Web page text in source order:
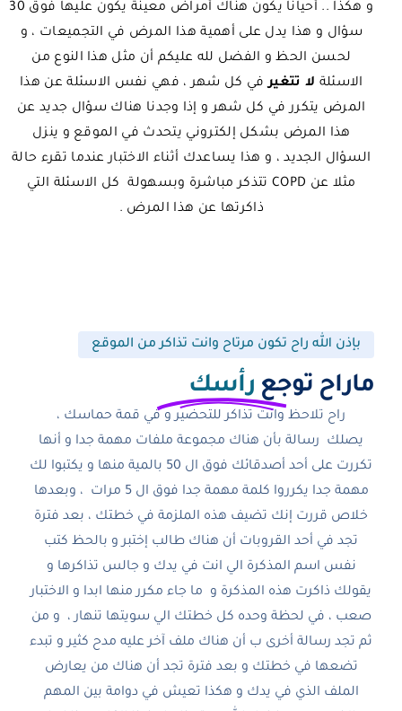
و هكذا .. أحيانا يكون هناك أمراض معينة يكون عليها فوق 30
سؤال و هذا يدل على أهمية هذا المرض في التجميعات ، و
لحسن الحظ و الفضل لله عليكم أن مثل هذا النوع من
الاسئلة لا تتغيرفي كل شهر ، فهي نفس الاسئلة عن هذا
المرض يتكرر في كل شهر و إذا وجدنا هناك سؤال جديد عن
هذا المرض بشكل إلكتروني يتحدث في الموقع و ينزل
السؤال الجديد ، و هذا يساعدك أثناء الاختبار عندما تقرء حالة
مثلا عن COPD تتذكر مباشرة وبسهولة كل الاسئلة التي
ذاكرتها عن هذا المرض .
بإذن الله راح تكون مرتاح وانت تذاكر من الموقع
ماراح توجع رأسك
راح تلاحظ وانت تذاكر للتحضير و في قمة حماسك ،
يصلك رسالة بأن هناك مجموعة ملفات مهمة جدا و أنها
تكررت على أحد أصدقائك فوق ال 50 بالمية منها و يكتبوا لك
مهمة جدا يكرروا كلمة مهمة جدا فوق ال 5 مرات ، وبعدها
خلاص قررت إنك تضيف هذه الملزمة في خطتك ، بعد فترة
تجد في أحد القروبات أن هناك طالب إختبر و بالحظ كتب
نفس اسم المذكرة الي انت في يدك و جالس تذاكرها و
يقولك ذاكرت هذه المذكرة و ما جاء مكرر منها ابدا و الاختبار
صعب ، في لحظة وحده كل خطتك الي سويتها تنهار ، و من
ثم تجد رسالة أخرى ب أن هناك ملف آخر عليه مدح كثير و تبدء
تضعها في خطتك و بعد فترة تجد أن هناك من يعارض
الملف الذي في يدك و هكذا تعيش في دوامة بين المهم